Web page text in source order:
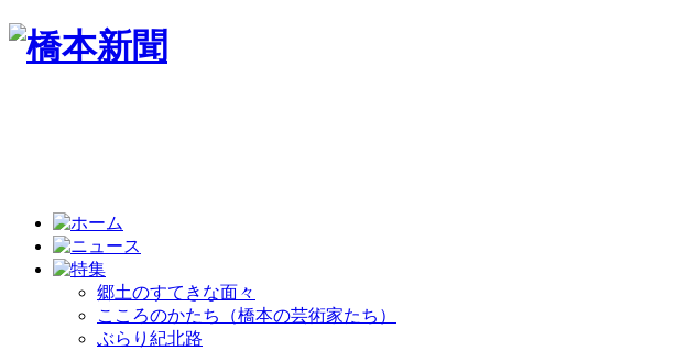
郷土のすてきな面々
こころのかたち（橋本の芸術家たち）
ぶらり紀北路